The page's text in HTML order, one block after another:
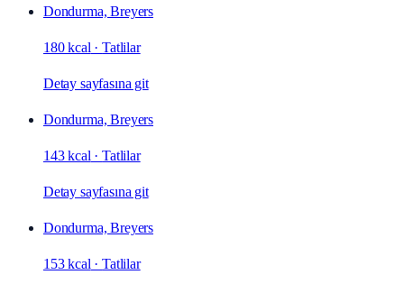
Dondurma, Breyers
180 kcal ·Tatlilar
Detay sayfasına git
Dondurma, Breyers
143 kcal ·Tatlilar
Detay sayfasına git
Dondurma, Breyers
153 kcal ·Tatlilar